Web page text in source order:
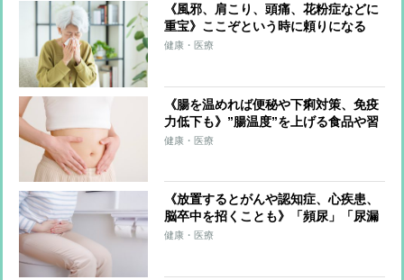
《風邪、肩こり、頭痛、花粉症などに
重宝》ここぞという時に頼りになる
「葛根湯」 充分な効果を実感するた
健康・医療
《腸を温めれば便秘や下痢対策、免疫
力低下も》”腸温度”を上げる食品や習
慣を専門家10人が伝授！圧倒的な支持
健康・医療
《放置するとがんや認知症、心疾患、
脳卒中を招くことも》「頻尿」「尿漏
れ」「痔」「便秘」の最新治療＆改善
健康・医療